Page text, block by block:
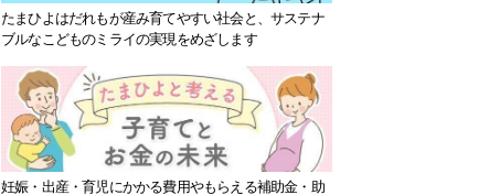
たまひよはだれもが産み育てやすい社会と、サステナ
ブルなこどものミライの実現をめざします
妊娠・出産・育児にかかる費用やもらえる補助金・助